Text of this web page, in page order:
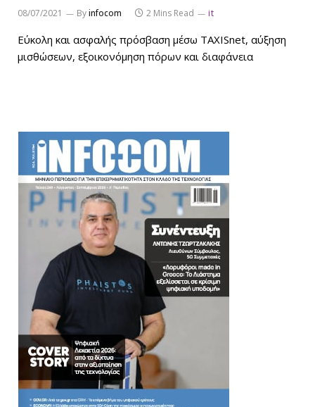
08/07/2021 Byinfocom 2 Mins Read it
Εύκολη και ασφαλής πρόσβαση μέσω TAXISnet, αύξηση
μισθώσεων, εξοικονόμηση πόρων και διαφάνεια